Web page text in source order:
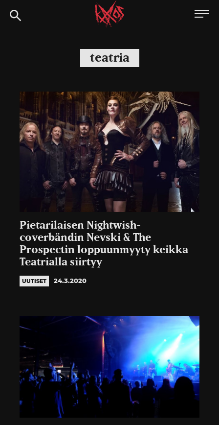
Siirry
suoraan
Kaaoszine
teatria
Pietarilaisen Nightwish-
coverbändin Nevski & The
Prospectin loppuunmyyty keikka
Teatrialla siirtyy
UUTISET 24.3.2020